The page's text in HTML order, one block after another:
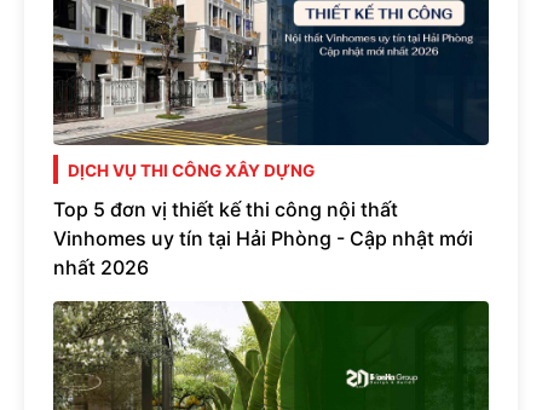
DỊCH VỤ THI CÔNG XÂY DỰNG
Top 5 đơn vị thiết kế thi công nội thất
Vinhomes uy tín tại Hải Phòng - Cập nhật mới
nhất 2026